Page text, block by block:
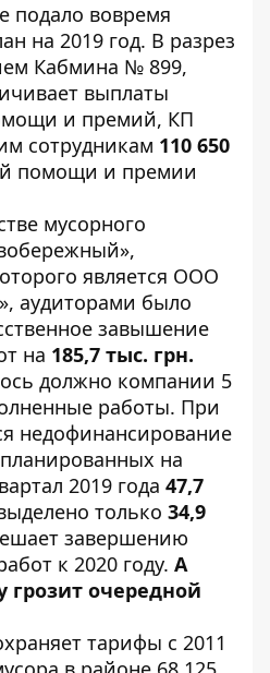
подало вовремя
на 2019 год. В разрез
Кабмина № 899,
выплаты
и премий, КП
сотрудникам 110 650
помощи и премии
мусорного
является ООО
аудиторами было
завышение
на 185,7 тыс. грн.
должно компании 5
работы. При
недофинансирование
на
2019 года 47,7
только 34,9
завершению
к 2020 году. А
грозит очередной
тарифы с 2011